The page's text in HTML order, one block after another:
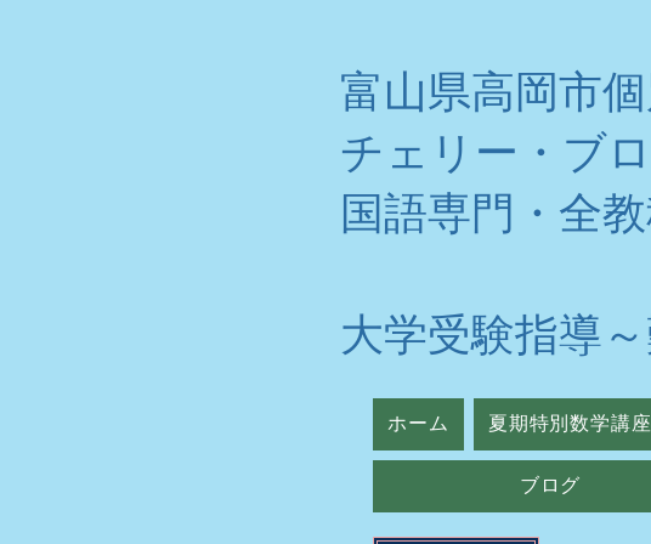
富山県高岡市
チェリー・ブ
国語専門・全
大学受験指導
ホーム 夏期特別数学講
ブログ